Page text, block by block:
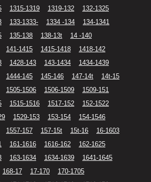
1315-1319 1319-132
132-1325
133-1333- 1334 -134
134-1341
135-138 138-13t
14 -140
141-1415 1415-1418
1418-142
1428-143 143-1434
1434-1439
1444-145 145-146 147-14t
14t-15
1505-1506 1506-1509
1509-151
1515-1516 1517-152
152-1522
1529-153 153-154
154-1546
1557-157 157-15t 15t-16
16-1603
161-1616 1616-162
162-1625
163-1634 1634-1639
1641-1645
168-17 17-170
170-1705